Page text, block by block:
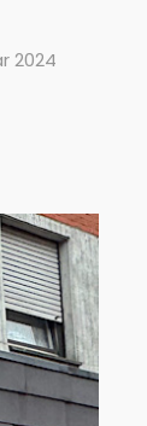
2024